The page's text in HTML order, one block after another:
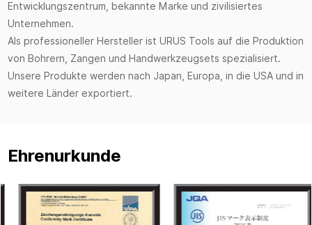
Entwicklungszentrum, bekannte Marke und zivilisiertes
Unternehmen.
Als professioneller Hersteller ist URUS Tools auf die Produktion
von Bohrern, Zangen und Handwerkzeugsets spezialisiert.
Unsere Produkte werden nach Japan, Europa, in die USA und in
weitere Länder exportiert.
Ehrenurkunde